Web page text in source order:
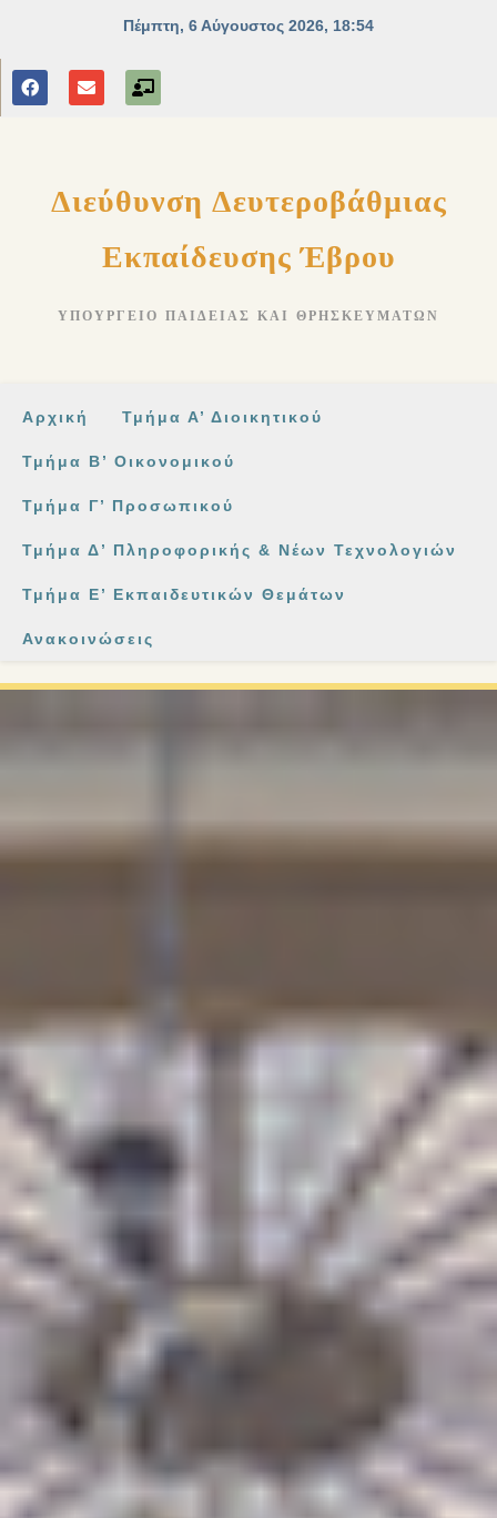
Διεύθυνση Δευτεροβάθμιας
Εκπαίδευσης Έβρου
ΥΠΟΥΡΓΕΊΟ ΠΑΙΔΕΊΑΣ ΚΑΙ ΘΡΗΣΚΕΥΜΆΤΩΝ
Αρχική Τμήμα Α’ Διοικητικού
Τμήμα Β’ Οικονομικού
Τμήμα Γ’ Προσωπικού
Τμήμα Δ’ Πληροφορικής & Νέων Τεχνολογιών
Τμήμα Ε’ Εκπαιδευτικών Θεμάτων
Ανακοινώσεις